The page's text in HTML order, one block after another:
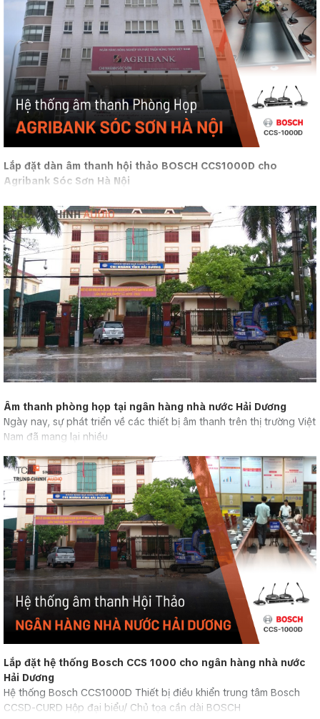
Lắp đặt dàn âm thanh hội thảo BOSCH CCS1000D cho
Agribank Sóc Sơn Hà Nội
Âm thanh phòng họp tại ngân hàng nhà nước Hải Dương
Ngày nay, sự phát triển về các thiết bị âm thanh trên thị trường Việt
Nam đã mang lại nhiều
Lắp đặt hệ thống Bosch CCS 1000 cho ngân hàng nhà nước
Hải Dương
Hệ thống Bosch CCS1000D Thiết bị điều khiển trung tâm Bosch
CCSD-CURD Hộp đại biểu/ Chủ tọa cần dài BOSCH